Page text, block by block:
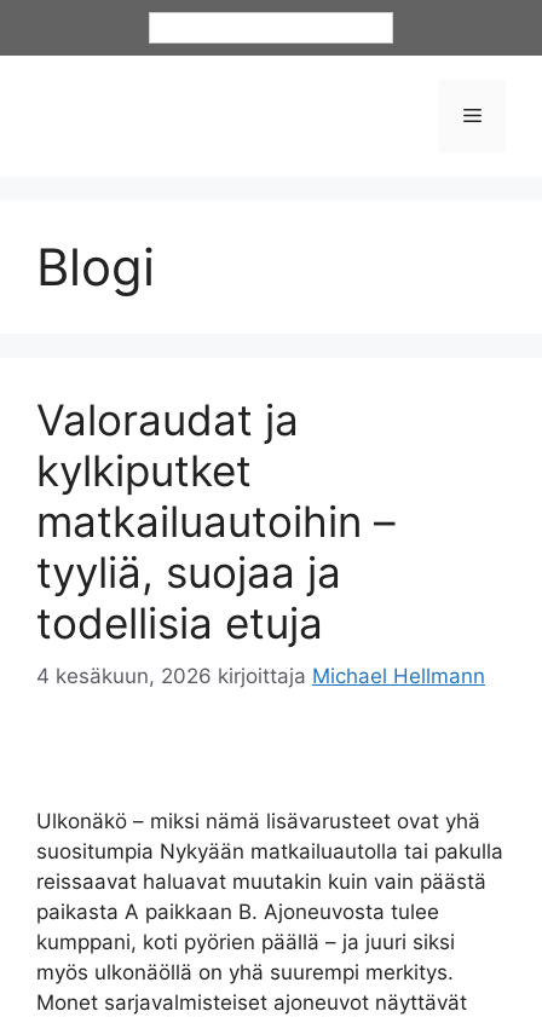
Valikko
Blogi
Valoraudat ja
kylkiputket
matkailuautoihin –
tyyliä, suojaa ja
todellisia etuja
4 kesäkuun, 2026 kirjoittaja Michael Hellmann
Ulkonäkö – miksi nämä lisävarusteet ovat yhä
suositumpia Nykyään matkailuautolla tai pakulla
reissaavat haluavat muutakin kuin vain päästä
paikasta A paikkaan B. Ajoneuvosta tulee
kumppani, koti pyörien päällä – ja juuri siksi
myös ulkonäöllä on yhä suurempi merkitys.
Monet sarjavalmisteiset ajoneuvot näyttävät